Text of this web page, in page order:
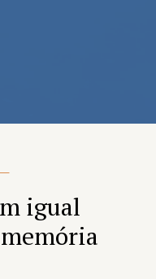
—
igual